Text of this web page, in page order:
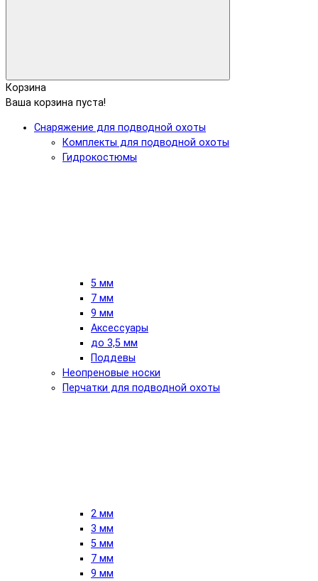
Корзина
Ваша корзина пуста!
Снаряжение для подводной охоты
Комплекты для подводной охоты
Гидрокостюмы
5 мм
7 мм
9 мм
Аксессуары
до 3,5 мм
Поддевы
Неопреновые носки
Перчатки для подводной охоты
2 мм
3 мм
5 мм
7 мм
9 мм